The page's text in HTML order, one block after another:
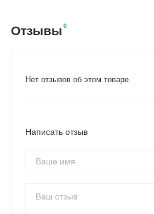
Отзывы 0
Нет отзывов об этом товаре.
Написать отзыв